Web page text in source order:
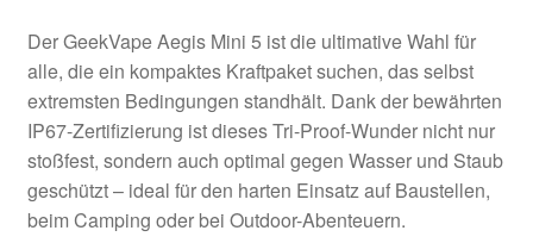
Der GeekVape Aegis Mini 5 ist die ultimative Wahl für
alle, die ein kompaktes Kraftpaket suchen, das selbst
extremsten Bedingungen standhält. Dank der bewährten
IP67-Zertifizierung ist dieses Tri-Proof-Wunder nicht nur
stoßfest, sondern auch optimal gegen Wasser und Staub
geschützt – ideal für den harten Einsatz auf Baustellen,
beim Camping oder bei Outdoor-Abenteuern.